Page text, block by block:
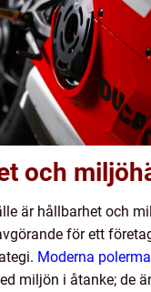
och
är hållbarhet och
för ett
Moderna
miljön i åtanke; de